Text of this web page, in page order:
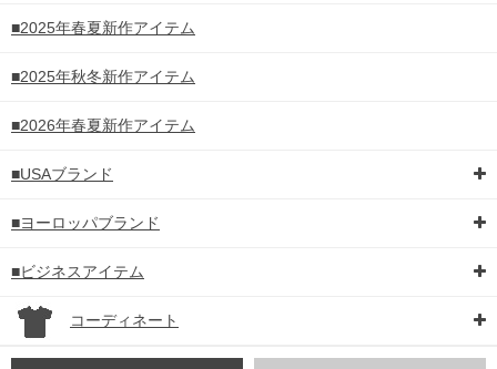
■2025年春夏新作アイテム
■2025年秋冬新作アイテム
■2026年春夏新作アイテム
■USAブランド
■ヨーロッパブランド
■ビジネスアイテム
コーディネート